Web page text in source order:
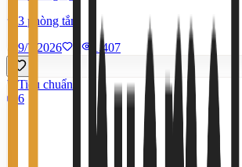
3 phòng tắm
9/7/2026
1.407
Tiêu chuẩn
6